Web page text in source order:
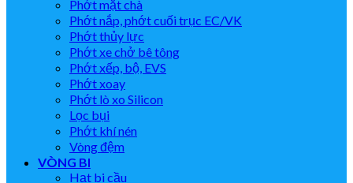
Phớt mặt chà
Phớt nắp, phớt cuối trục EC/VK
Phớt thủy lực
Phớt xe chở bê tông
Phớt xếp, bộ, EVS
Phớt xoay
Phớt lò xo Silicon
Lọc bụi
Phớt khí nén
Vòng đệm
VÒNG BI
Hạt bi cầu